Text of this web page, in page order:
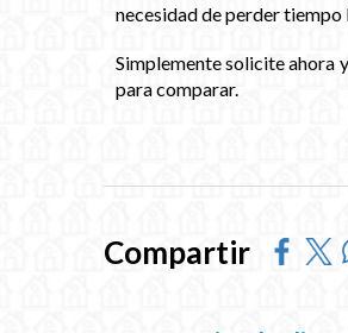
necesidad de perder
Simplemente solicite ahora
para comparar.
Compartir